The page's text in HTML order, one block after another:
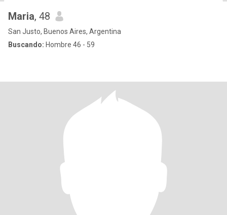
Maria, 48
San Justo, Buenos Aires, Argentina
Buscando: Hombre 46 - 59